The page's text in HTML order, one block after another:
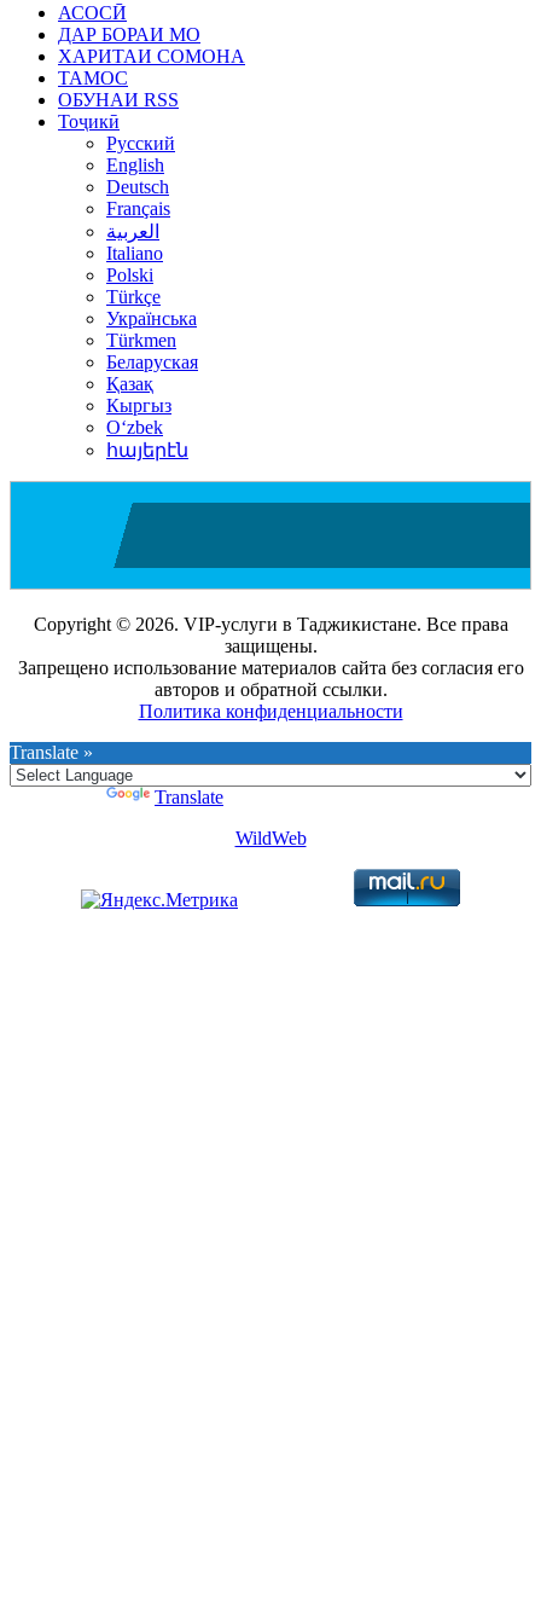
АСОСӢ
ДАР БОРАИ МО
ХАРИТАИ СОМОНА
ТАМОС
ОБУНАИ RSS
Тоҷикӣ
Русский
English
Deutsch
Français
العربية
Italiano
Polski
Türkçe
Українська
Türkmen
Беларуская
Қазақ
Кыргыз
Oʻzbek
հայերէն
Copyright © 2026. VIP-услуги в Таджикистане. Все права
защищены.
Запрещено использование материалов сайта без согласия его
авторов и обратной ссылки.
Политика конфиденциальности
Translate »
Translate
WildWeb